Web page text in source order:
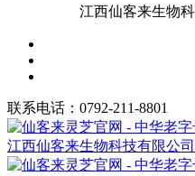
江西仙客来生物
联系电话：0792-211-8801